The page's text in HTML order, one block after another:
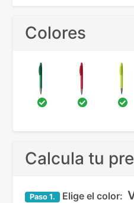
Colores
Calcula tu
Paso 1. Elige el color: